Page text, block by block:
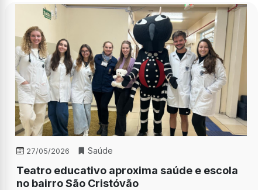
27/05/2026 Saúde
Teatro educativo aproxima saúde e escola
no bairro São Cristóvão